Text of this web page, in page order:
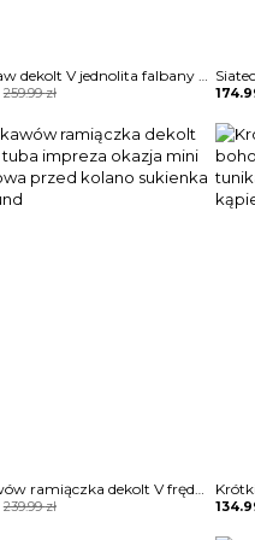
Długi rękaw dekolt V jednolita falbany lato obcisła casual mini przed kolano sukienka Sherley
259.99zł
was:
is:
Bez rękawów ramiączka dekolt V frędzle tuba impreza okazja mini wieczorowa przed kolano sukienka Friedegund
239.99zł